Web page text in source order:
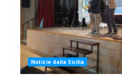
Notizie dalla Sicilia